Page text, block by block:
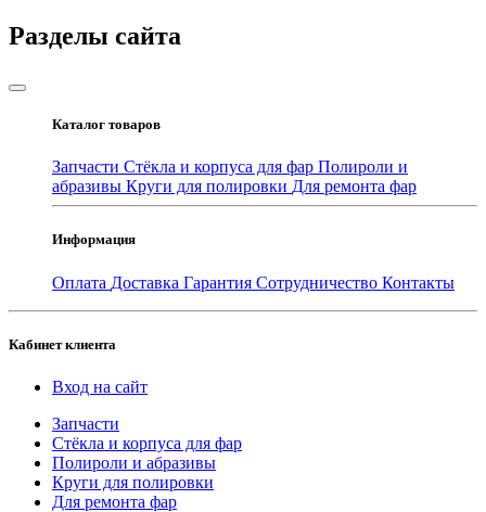
Разделы сайта
Каталог товаров
Запчасти Стёкла и корпуса для фар Полироли и
абразивы Круги для полировки Для ремонта фар
Информация
Оплата Доставка Гарантия Сотрудничество Контакты
Кабинет клиента
Вход на сайт
Запчасти
Стёкла и корпуса для фар
Полироли и абразивы
Круги для полировки
Для ремонта фар